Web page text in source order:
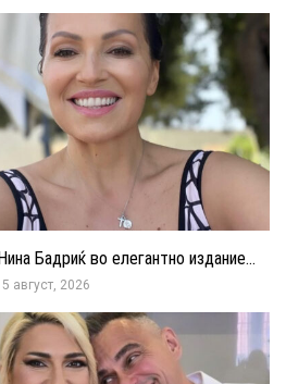
Бадриќ во елегантно издание...
август, 2026